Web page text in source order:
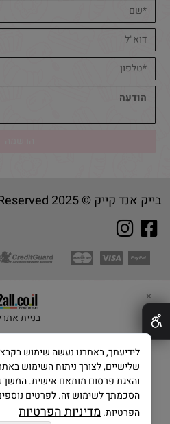
בייק אנד קייק © 2025 All Rights Reserved
בניית
✕
שלישיים, לצורך ניתוח השימוש
והצגת פרסום מותאם אישית. המשך
הסכמתך לשימוש זה. לפרטים נוספים
הפרטיות.מדיניות הפרטיות